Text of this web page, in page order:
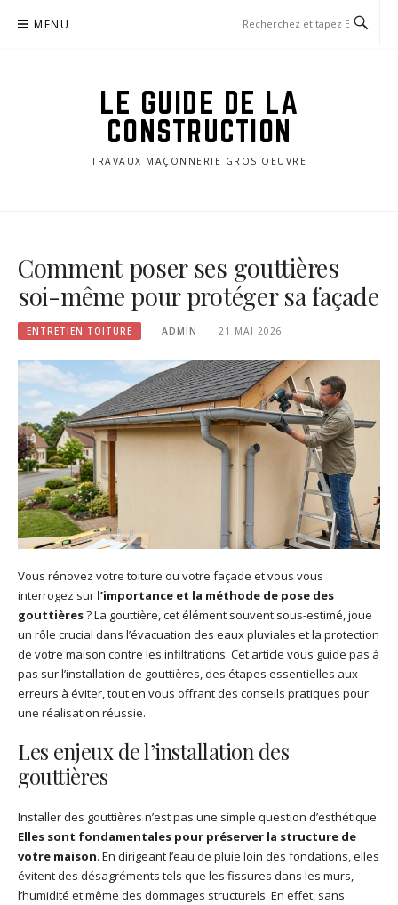
MENU
LE GUIDE DE LA
CONSTRUCTION
TRAVAUX MAÇONNERIE GROS OEUVRE
Comment poser ses gouttières
soi-même pour protéger sa façade
ENTRETIEN TOITURE ADMIN 21 MAI 2026
Vous rénovez votre toiture ou votre façade et vous vous
interrogez sur l’importance et la méthode de pose des
gouttières? La gouttière, cet élément souvent sous-estimé, joue
un rôle crucial dans l’évacuation des eaux pluviales et la protection
de votre maison contre les infiltrations. Cet article vous guide pas à
pas sur l’installation de gouttières, des étapes essentielles aux
erreurs à éviter, tout en vous offrant des conseils pratiques pour
une réalisation réussie.
Les enjeux de l’installation des
gouttières
Installer des gouttières n’est pas une simple question d’esthétique.
Elles sont fondamentales pour préserver la structure de
votre maison. En dirigeant l’eau de pluie loin des fondations, elles
évitent des désagréments tels que les fissures dans les murs,
l’humidité et même des dommages structurels. En effet, sans